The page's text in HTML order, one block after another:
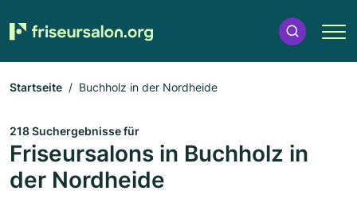
Startseite Buchholz in der Nordheide
218 Suchergebnisse für
Friseursalons in Buchholz in
der Nordheide